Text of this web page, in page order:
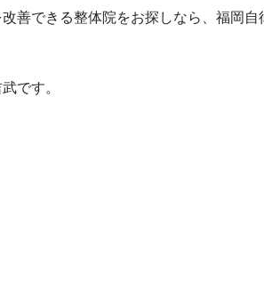
善できる整体院をお探しなら、福岡自
です。